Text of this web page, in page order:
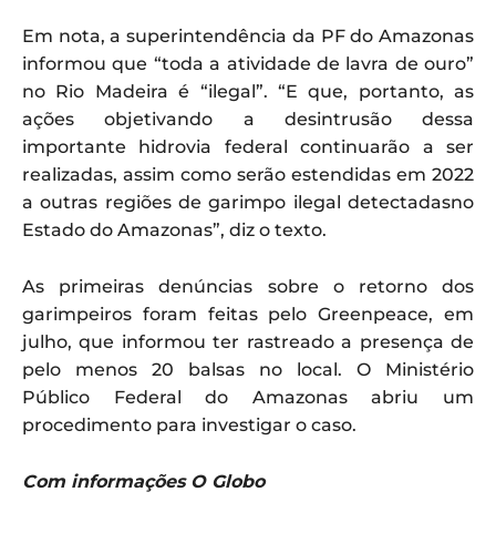
Em nota, a superintendência da PF do Amazonas
informou que “toda a atividade de lavra de ouro”
no Rio Madeira é “ilegal”. “E que, portanto, as
ações objetivando a desintrusão dessa
importante hidrovia federal continuarão a ser
realizadas, assim como serão estendidas em 2022
a outras regiões de garimpo ilegal detectadasno
Estado do Amazonas”, diz o texto.
As primeiras denúncias sobre o retorno dos
garimpeiros foram feitas pelo Greenpeace, em
julho, que informou ter rastreado a presença de
pelo menos 20 balsas no local. O Ministério
Público Federal do Amazonas abriu um
procedimento para investigar o caso.
Com informações O Globo